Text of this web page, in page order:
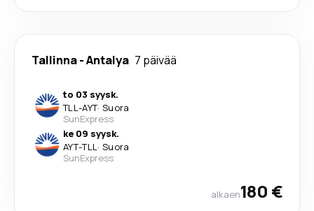
Tallinna-Antalya 7 päivää
to 03 syysk.
TLL-AYT· Suora
SunExpress
ke 09 syysk.
AYT-TLL· Suora
SunExpress
alkaen180 €